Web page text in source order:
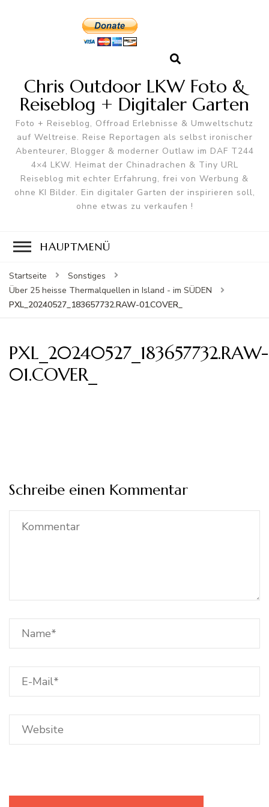
Chris Outdoor LKW Foto &
Reiseblog + Digitaler Garten
Foto + Reiseblog, Offroad Erlebnisse & Umweltschutz
auf Weltreise. Reise Reportagen als selbst ironischer
Abenteurer, Blogger & moderner Outlaw im DAF T244
4×4 LKW. Heimat der Chinadrachen & Tiny URL
Reiseblog mit echter Erfahrung, frei von Werbung &
ohne KI Bilder. Ein digitaler Garten der inspirieren soll,
ohne etwas zu verkaufen !
HAUPTMENÜ
Startseite
Sonstiges
Über 25 heisse Thermalquellen in Island - im SÜDEN
PXL_20240527_183657732.RAW-01.COVER_
PXL_20240527_183657732.RAW-
01.COVER_
Schreibe einen Kommentar